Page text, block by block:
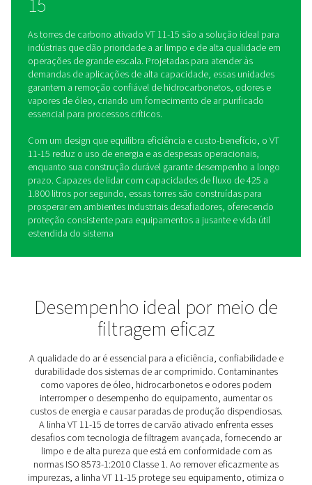
Filtros de carvão ativado VT
15
As torres de carbono ativado VT 11-15 são a solução
indústrias que dão prioridade a ar limpo e de alta
operações de grande escala. Projetadas para atender
demandas de aplicações de alta capacidade, essas
garantem a remoção confiável de hidrocarbonetos,
vapores de óleo, criando um fornecimento de ar